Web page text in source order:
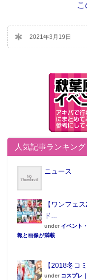
2021年3月19日
人気記事ランキング
ニュース
【ワンフェ
ド...
under イベント
報と画像が満載
【2018冬コ
under コスプレ